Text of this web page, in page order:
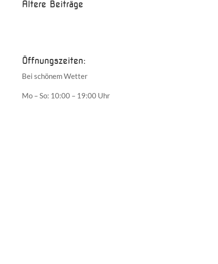
Ältere Beiträge
Öffnungszeiten:
Bei schönem Wetter
Mo – So: 10:00 – 19:00 Uhr